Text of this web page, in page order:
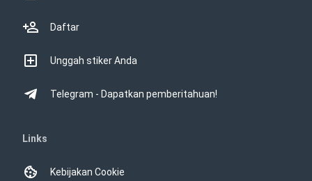
Daftar
Unggah stiker Anda
Telegram - Dapatkan pemberitahuan!
Links
Kebijakan Cookie